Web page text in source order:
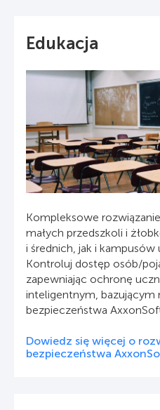
Edukacja
Kompleksowe
małych przedszkoli i
i średnich, jak i
Kontroluj dostęp osób/
zapewniając ochronę
inteligentnym, bazującym
bezpieczeństwa
Dowiedz się więcej o
bezpieczeństwa